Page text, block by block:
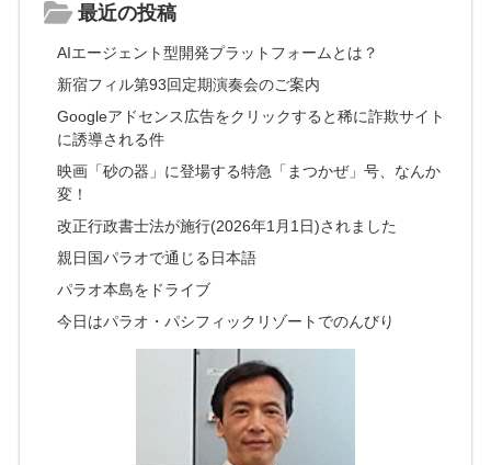
最近の投稿
AIエージェント型開発プラットフォームとは？
新宿フィル第93回定期演奏会のご案内
Googleアドセンス広告をクリックすると稀に詐欺サイト
に誘導される件
映画「砂の器」に登場する特急「まつかぜ」号、なんか
変！
改正行政書士法が施行(2026年1月1日)されました
親日国パラオで通じる日本語
パラオ本島をドライブ
今日はパラオ・パシフィックリゾートでのんびり